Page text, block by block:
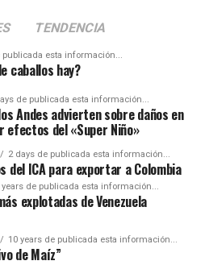
TENDENCIA
publicada esta información...
caballos hay?
de publicada esta información...
Andes advierten sobre daños en
efectos del «Super Niño»
2 days de publicada esta información...
del ICA para exportar a Colombia
years de publicada esta información...
explotadas de Venezuela
10 years de publicada esta información...
de Maíz”